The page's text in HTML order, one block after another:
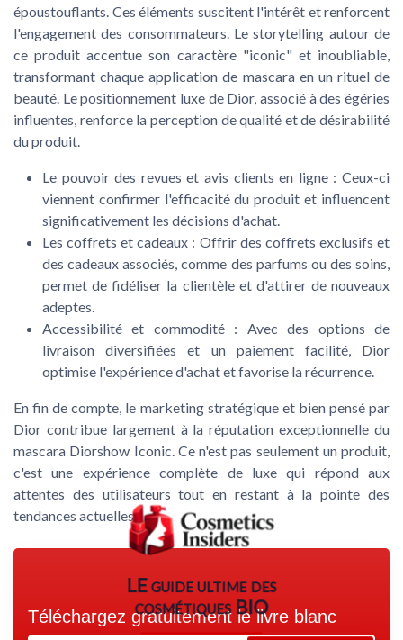
époustouflants. Ces éléments suscitent l'intérêt et renforcent
l'engagement des consommateurs. Le storytelling autour de
ce produit accentue son caractère "iconic" et inoubliable,
transformant chaque application de mascara en un rituel de
beauté. Le positionnement luxe de Dior, associé à des égéries
influentes, renforce la perception de qualité et de désirabilité
du produit.
Le pouvoir des revues et avis clients en ligne : Ceux-ci
viennent confirmer l'efficacité du produit et influencent
significativement les décisions d'achat.
Les coffrets et cadeaux : Offrir des coffrets exclusifs et
des cadeaux associés, comme des parfums ou des soins,
permet de fidéliser la clientèle et d'attirer de nouveaux
adeptes.
Accessibilité et commodité : Avec des options de
livraison diversifiées et un paiement facilité, Dior
optimise l'expérience d'achat et favorise la récurrence.
En fin de compte, le marketing stratégique et bien pensé par
Dior contribue largement à la réputation exceptionnelle du
mascara Diorshow Iconic. Ce n'est pas seulement un produit,
c'est une expérience complète de luxe qui répond aux
attentes des utilisateurs tout en restant à la pointe des
tendances actuelles.
LE guide ultime des
cosmétiques BIO
Téléchargez gratuitement le livre blanc